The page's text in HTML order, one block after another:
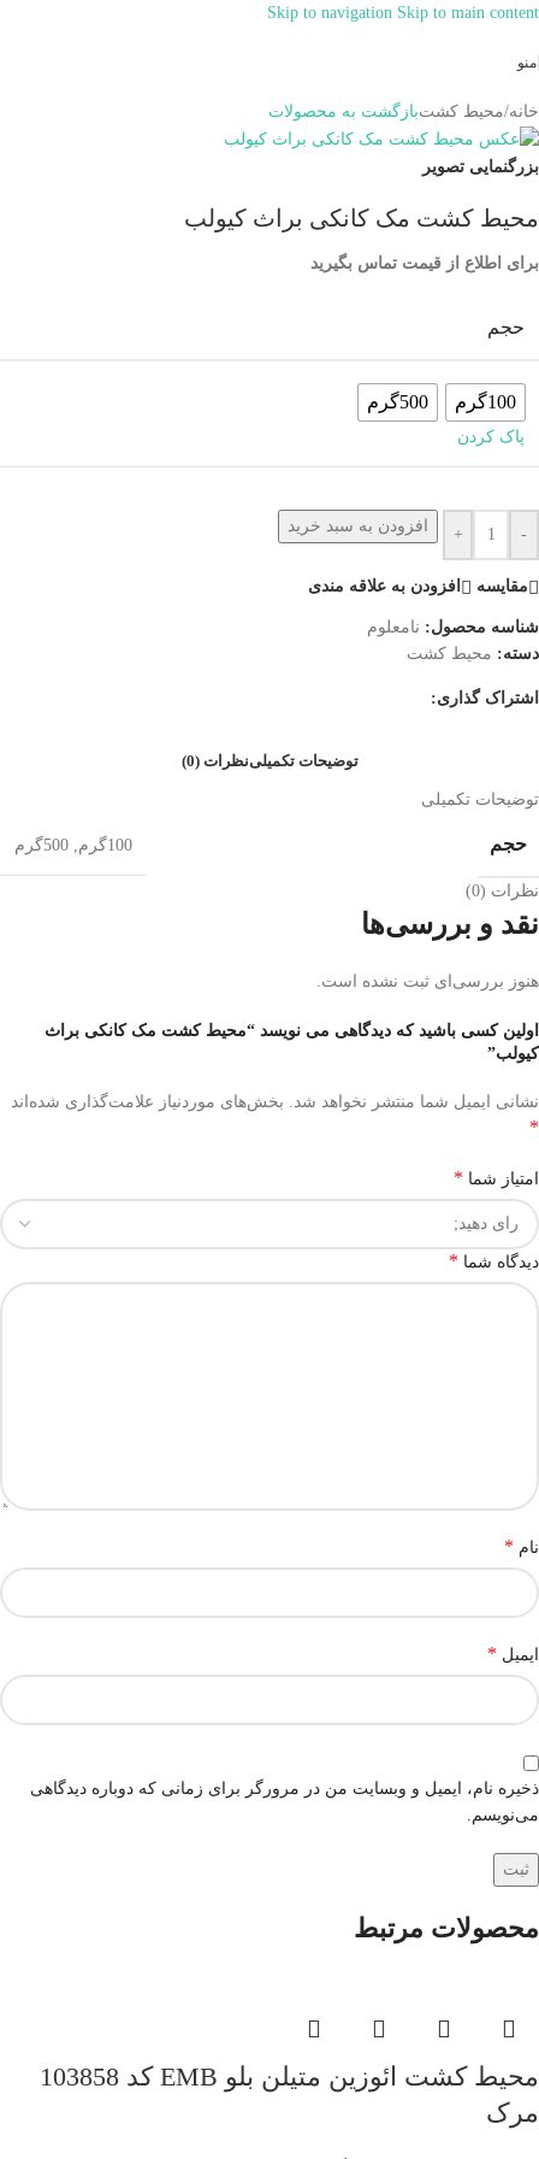
Skip to navigation Skip to main content
منو
خانه/محیط کشتبازگشت به محصولات
بزرگنمایی تصویر
محیط کشت مک کانکی براث کیولب
برای اطلاع از قیمت تماس بگیرید
حجم
100گرم 500گرم
پاک کردن
-
+ افزودن به سبد خرید
مقایسه افزودن به علاقه مندی
شناسه محصول: نامعلوم
دسته: محیط کشت
اشتراک گذاری:
توضیحات تکمیلینظرات (0)
توضیحات تکمیلی
حجم 100گرم 500گرم
نظرات (0)
نقد و بررسی‌ها
هنوز بررسی‌ای ثبت نشده است.
اولین کسی باشید که دیدگاهی می نویسد “محیط کشت مک کانکی براث
کیولب”
نشانی ایمیل شما منتشر نخواهد شد. بخش‌های موردنیاز علامت‌گذاری شده‌اند
*
امتیاز شما *
دیدگاه شما *
نام *
ایمیل *
ذخیره نام، ایمیل و وبسایت من در مرورگر برای زمانی که دوباره دیدگاهی
می‌نویسم.
محصولات مرتبط
محیط کشت ائوزین متیلن بلو EMB کد 103858
مرک